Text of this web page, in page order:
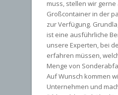
muss, stellen wir gerne
Großcontainer in der
zur Verfügung.
ist eine ausführliche
unsere Experten, bei
erfahren müssen,
Menge von
Auf Wunsch kommen
Unternehmen und